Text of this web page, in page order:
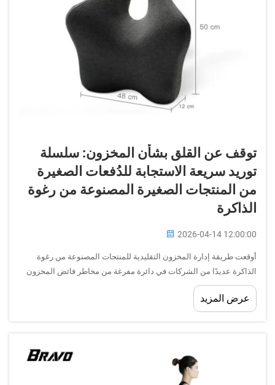
توقف عن القلق بشأن المخزون: سلسلة
توريد سريعة الاستجابة للدُفعات الصغيرة
من المنتجات الصغيرة المصنوعة من رغوة
الذاكرة
2026-04-14 12:00:00
أوقعت طريقة إدارة المخزون التقليدية للمنتجات المصنوعة من رغوة
الذاكرة عديدًا من الشركات في دائرة مفرغة من مخاطر فائض المخزون
والقيود المفروضة على التدفق النقدي. ويصبح هذا التحدي أكثر وضوحًا عند
التعامل مع المنتجات الصغيرة المتخصصة المصنوعة من رغوة الذاكرة
عرض المزيد